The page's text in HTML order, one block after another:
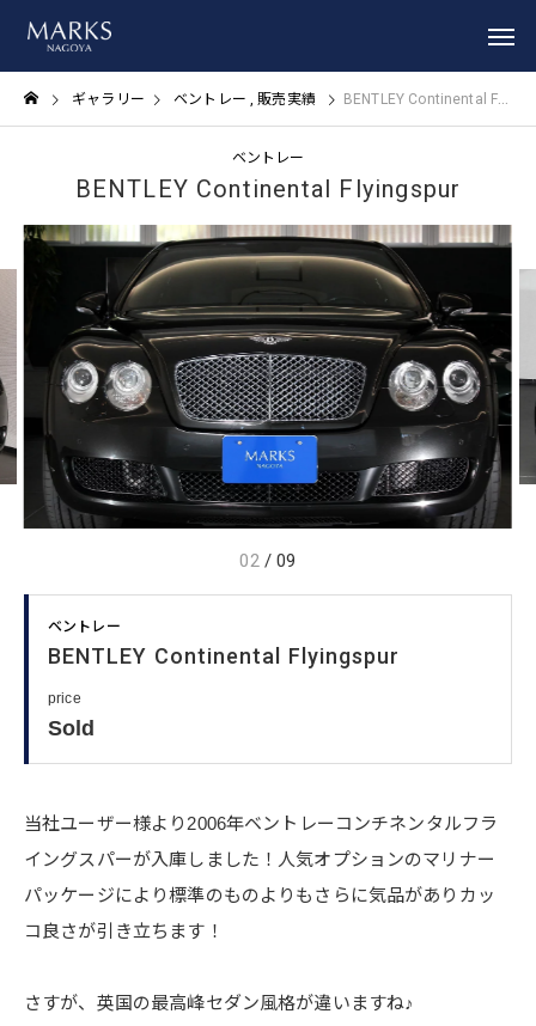
ギャラリー ベントレー 販売実績 BENTLEY Continental Flyingspur
ベントレー
BENTLEY Continental Flyingspur
02/09
ベントレー
BENTLEY Continental Flyingspur
price
Sold
当社ユーザー様より2006年ベントレーコンチネンタルフラ
イングスパーが入庫しました！人気オプションのマリナー
パッケージにより標準のものよりもさらに気品がありカッ
コ良さが引き立ちます！
さすが、英国の最高峰セダン風格が違いますね♪